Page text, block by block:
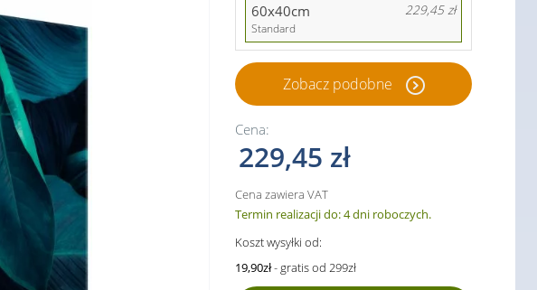
60x40cm 229,45 zł
Standard
Zobacz podobne
Cena:
229,45 zł
Cena zawiera VAT
Termin realizacji do: 4 dni roboczych.
Koszt wysyłki od:
19,90zł- gratis od 299zł